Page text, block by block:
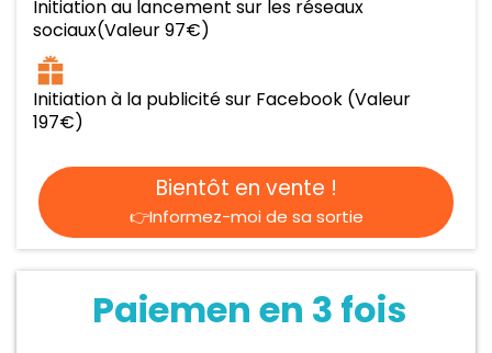
Initiation au lancement sur les réseaux
sociaux(Valeur 97€)
Initiation à la publicité sur Facebook (Valeur
197€)
Bientôt en vente !
👉Informez-moi de sa sortie
Paiemen en 3 fois